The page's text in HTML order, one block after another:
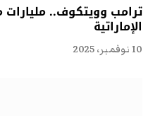
ترامب وويتكوف..
الإماراتية
10 نوفمبر، 2025